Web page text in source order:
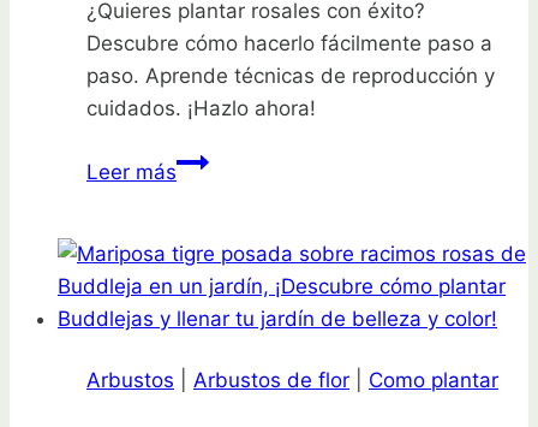
¿Quieres plantar rosales con éxito?
Descubre cómo hacerlo fácilmente paso a
paso. Aprende técnicas de reproducción y
cuidados. ¡Hazlo ahora!
Leer másDescubre
rosales
de
forma
y
Arbustos Arbustos de flor Como plantar